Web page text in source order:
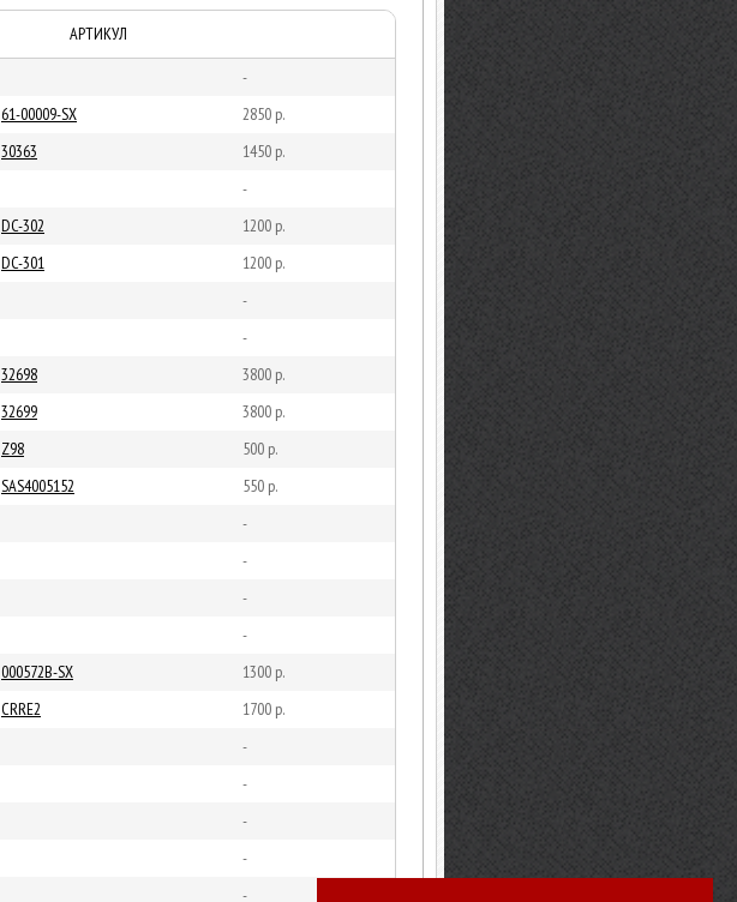
АРТИКУЛ
-
61-00009-SX
2850 р.
30363
1450 р.
-
DC-302
1200 р.
DC-301
1200 р.
-
-
32698
3800 р.
32699
3800 р.
Z98
500 р.
SAS4005152
550 р.
-
-
-
-
000572B-SX
1300 р.
CRRE2
1700 р.
-
-
-
-
-